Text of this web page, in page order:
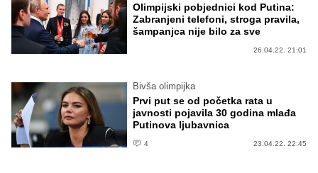
Olimpijski pobjednici kod Putina:
Zabranjeni telefoni, stroga pravila,
šampanjca nije bilo za sve
26.04.22. 21:01
Bivša olimpijka
Prvi put se od početka rata u
javnosti pojavila 30 godina mlađa
Putinova ljubavnica
4 23.04.22. 22:45